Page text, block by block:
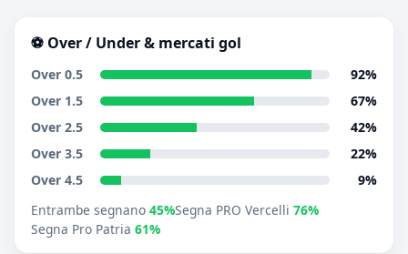
⚽ Over / Under & mercati gol
Over 0.5
92%
Over 1.5
67%
Over 2.5
42%
Over 3.5
22%
Over 4.5
9%
Entrambe segnano 45%Segna PRO Vercelli 76%
Segna Pro Patria 61%